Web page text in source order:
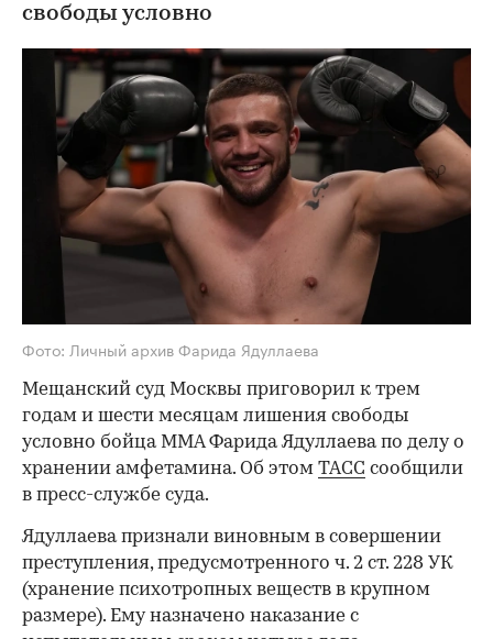
свободы условно
Фото: Личный архив Фарида Ядуллаева
Мещанский суд Москвы приговорил к трем
годам и шести месяцам лишения свободы
условно бойца ММА Фарида Ядуллаева по делу о
хранении амфетамина. Об этом ТАСС сообщили
в пресс-службе суда.
Ядуллаева признали виновным в совершении
преступления, предусмотренного ч. 2 ст. 228 УК
(хранение психотропных веществ в крупном
размере). Ему назначено наказание с